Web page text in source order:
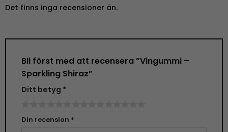
Det finns inga recensioner än.
Bli först med att recensera ”Vingummi –
Sparkling Shiraz”
Ditt betyg *
Din recension *